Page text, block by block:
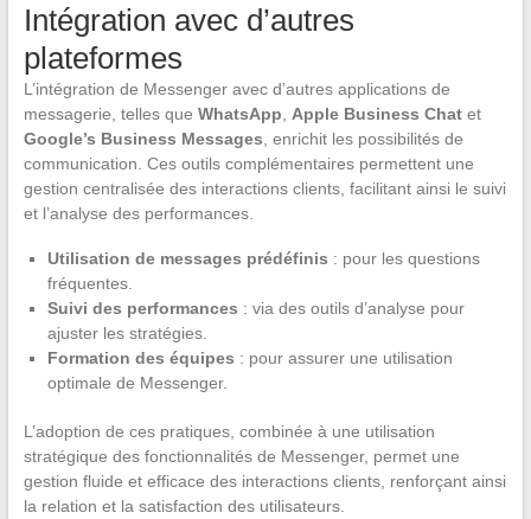
Intégration avec d’autres
plateformes
L’intégration de Messenger avec d’autres applications de
messagerie, telles que WhatsApp Apple Business Chatet
Google’s Business Messages , enrichit les possibilités de
communication. Ces outils complémentaires permettent une
gestion centralisée des interactions clients, facilitant ainsi le suivi
et l’analyse des performances.
Utilisation de messages prédéfinis : pour les questions
fréquentes.
Suivi des performances : via des outils d’analyse pour
ajuster les stratégies.
Formation des équipes : pour assurer une utilisation
optimale de Messenger.
L’adoption de ces pratiques, combinée à une utilisation
stratégique des fonctionnalités de Messenger, permet une
gestion fluide et efficace des interactions clients, renforçant ainsi
la relation et la satisfaction des utilisateurs.